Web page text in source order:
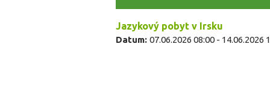
Jazykový pobyt v Irsku
Datum: 07.06.2026 08:00 - 14.06.2026